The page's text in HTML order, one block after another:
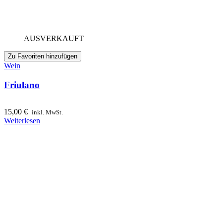
AUSVERKAUFT
Zu Favoriten hinzufügen
Wein
Friulano
15,00 € inkl. MwSt.
Weiterlesen